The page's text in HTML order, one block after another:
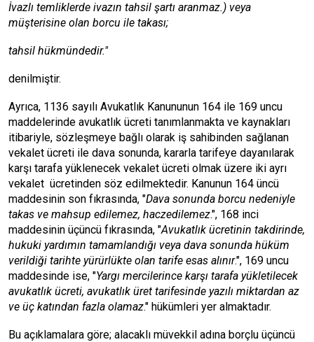
İvazlı temliklerde ivazın tahsil şartı aranmaz.) veya
müşterisine olan borcu ile takası;
tahsil hükmündedir."
denilmiştir.
Ayrıca, 1136 sayılı Avukatlık Kanununun 164 ile 169 uncu
maddelerinde avukatlık ücreti tanımlanmakta ve kaynakları
itibariyle, sözleşmeye bağlı olarak iş sahibinden sağlanan
vekalet ücreti ile dava sonunda, kararla tarifeye dayanılarak
karşı tarafa yüklenecek vekalet ücreti olmak üzere iki ayrı
vekalet ücretinden söz edilmektedir. Kanunun 164 üncü
maddesinin son fıkrasında, "Dava sonunda borcu nedeniyle
takas ve mahsup edilemez, haczedilemez.", 168 inci
maddesinin üçüncü fıkrasında, "Avukatlık ücretinin takdirinde,
hukuki yardımın tamamlandığı veya dava sonunda hüküm
verildiği tarihte yürürlükte olan tarife esas alınır.", 169 uncu
maddesinde ise, "Yargı mercilerince karşı tarafa yükletilecek
avukatlık ücreti, avukatlık üret tarifesinde yazılı miktardan az
ve üç katından fazla olamaz." hükümleri yer almaktadır.
Bu açıklamalara göre; alacaklı müvekkil adına borçlu üçüncü